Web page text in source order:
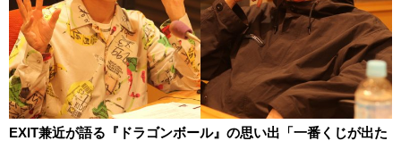
EXIT兼近が語る『ドラゴンボール』の思い出「一番くじが出た